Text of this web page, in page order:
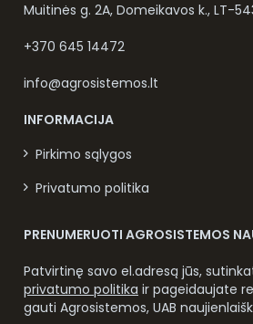
Muitinės g. 2A, Domeikavos k., LT-
+370 645 14472
info@agrosistemos.lt
INFORMACIJA
Pirkimo sąlygos
Privatumo politika
PRENUMERUOTI AGROSISTEMOS
Patvirtinę savo el.adresą jūs,
privatumo politika ir pageidaujate
gauti Agrosistemos, UAB